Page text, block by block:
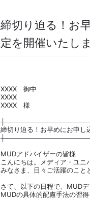
締切り迫る！お
定を開催いたし
XXXX 御中
XXXX
XXXX 様
締切り迫る！お早めにお申
MUDアドバイザーの皆様
こんにちは。メディア・ユ
みなさま、日々ご活躍のこと
さて、以下の日程で、MUD
MUDの具体的配慮手法の習